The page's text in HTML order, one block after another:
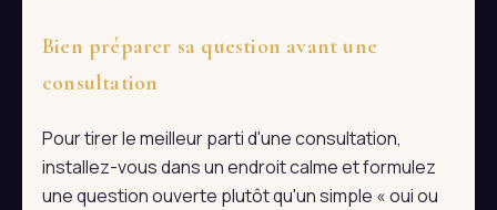
Bien préparer sa question avant une
consultation
Pour tirer le meilleur parti d'une consultation,
installez-vous dans un endroit calme et formulez
une question ouverte plutôt qu'un simple « oui ou